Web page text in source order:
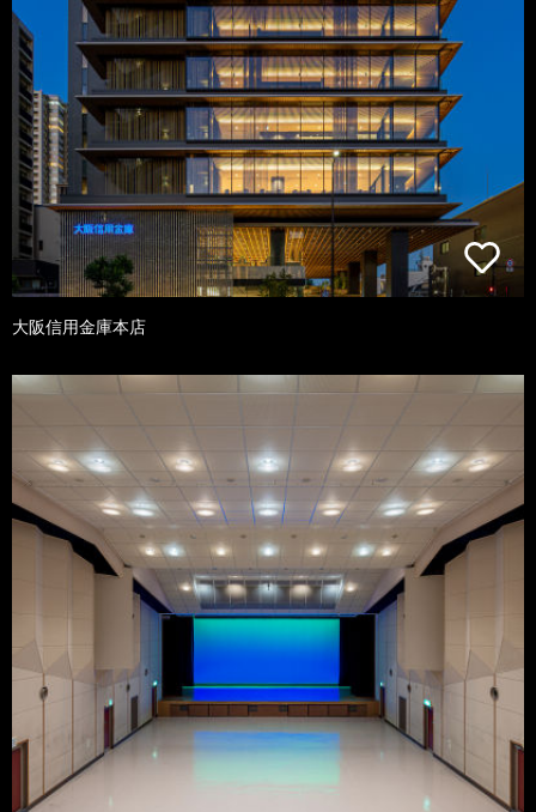
大阪信用金庫本店